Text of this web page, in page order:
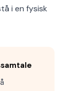
i en fysisk